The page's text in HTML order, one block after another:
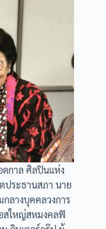
ดกาล ศิลปินแห่ง
ประธานสภา นาย
ลางบุคคลวงการ
สใหญ่สหมงคลฟิ